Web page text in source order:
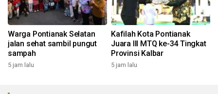
Warga Pontianak Selatan
jalan sehat sambil pungut
sampah
5 jam lalu
Kafilah Kota Pontianak
Juara III MTQ ke-34 Tingkat
Provinsi Kalbar
5 jam lalu